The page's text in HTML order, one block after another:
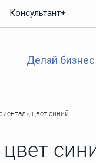
Консультант+
Делай бизнес
цвет синий